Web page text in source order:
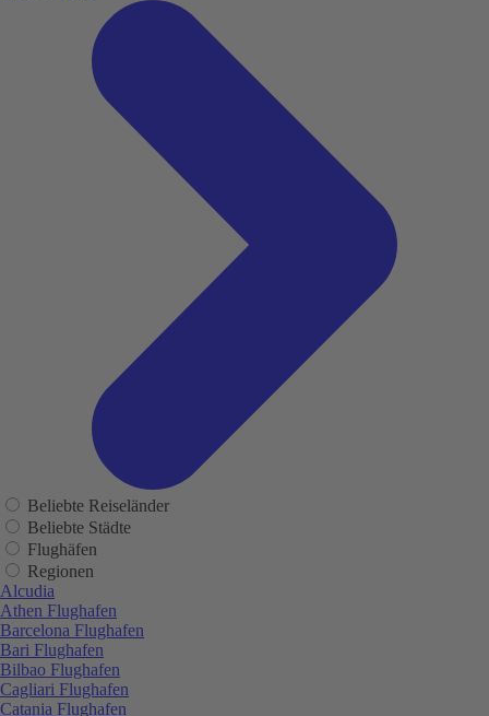
Beliebte Reiseländer
Beliebte Städte
Flughäfen
Regionen
Alcudia
Athen Flughafen
Barcelona Flughafen
Bari Flughafen
Bilbao Flughafen
Cagliari Flughafen
Catania Flughafen